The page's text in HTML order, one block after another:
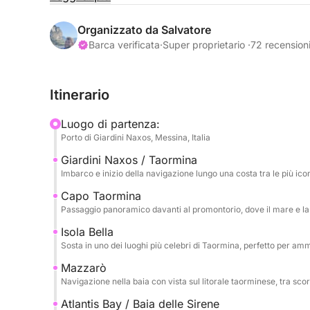
dove il mare cristallino incontra un paesaggio
colori intensi, insenature suggestive e viste
Il tour prosegue verso Mazzarò e la splendida
acque limpide e il contesto riservato rendono
Infine si raggiunge Sant’Alessio, con passaggio
ricco di fascino e atmosfera. Durante
snorkeling, prima del rientro, dopo una giornata
bello della costa taorminese.
Organizzato da Salvatore
Barca verificata·Super proprietario ·72 recensioni
Itinerario
Luogo di partenza:
Porto di Giardini Naxos, Messina, Italia
Giardini Naxos / Taormina
Imbarco e inizio della navigazione lungo una costa tra le più
Capo Taormina
Passaggio panoramico davanti al promontorio, dove il mare e
Isola Bella
Sosta in uno dei luoghi più celebri di Taormina, perfetto per
Mazzarò
Navigazione nella baia con vista sul litorale taorminese, tra
Atlantis Bay / Baia delle Sirene